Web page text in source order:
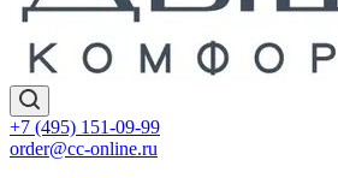
+7 (495) 151-09-99
order@cc-online.ru